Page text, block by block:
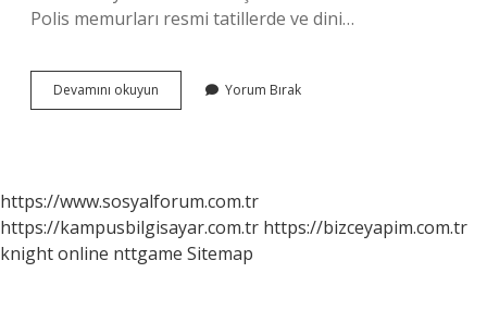
Polis memurları resmi tatillerde ve dini…
Devamını okuyun
Haftada
Yorum Bırak
https://www.sosyalforum.com.tr
https://kampusbilgisayar.com.tr https://bizceyapim.com.tr
knight online nttgame Sitemap